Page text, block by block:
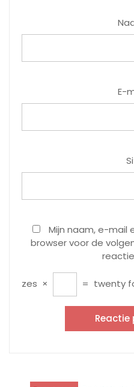
E-
Mijn naam, e-mail
browser voor de
zes × = twenty